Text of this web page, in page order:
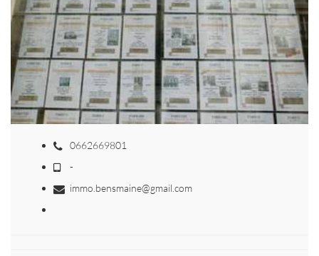
0662669801
-
immo.bensmaine@gmail.com